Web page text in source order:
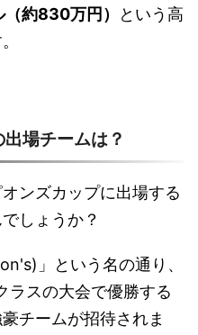
約830万円）
という高
場チームは？
ンズカップに出場する
しょうか？
」という名の通り、
ラスの大会で優勝する
チームが招待されま